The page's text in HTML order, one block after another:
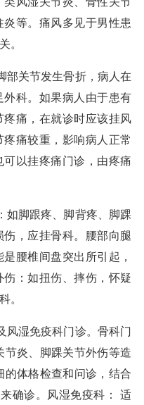
等。痛风多见于男性患
。
部关节发生骨折，病人在
科。如果病人由于患有
痛，在就诊时应该挂风
痛较重，影响病人正常
以挂疼痛门诊，由疼痛
如脚跟疼、脚背疼、脚踝
，应挂骨科。腰部向腿
腰椎间盘突出所引起，
：如扭伤、摔伤，怀疑
。
风湿免疫科门诊。骨科门
节炎、脚踝关节外伤等造
的体格检查和问诊，结合
确诊。风湿免疫科： 适